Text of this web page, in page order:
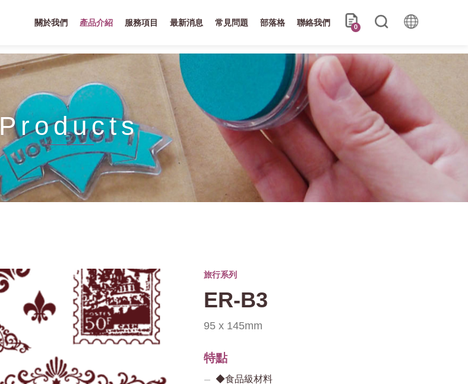
關於我們 產品介紹 服務項目 最新消息 常見問題 部落格 聯絡我們 0
Products
旅行系列
ER-B3
95 x 145mm
特點
◆食品級材料